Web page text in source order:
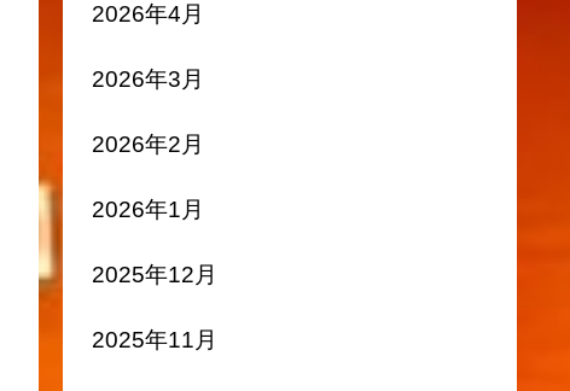
2026年4月
2026年3月
2026年2月
2026年1月
2025年12月
2025年11月